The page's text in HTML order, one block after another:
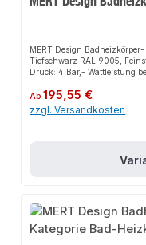
MERT Design
Tiefschwarz RAL 9005,
Druck: 4 Bar,- Wattleistung
65 / 75mm- 1/2" Vor- und
Mischbetrieb,-
Wandhalterungen,
Regulärer Preis:
Ab195,55 €
zzgl. Versandkosten